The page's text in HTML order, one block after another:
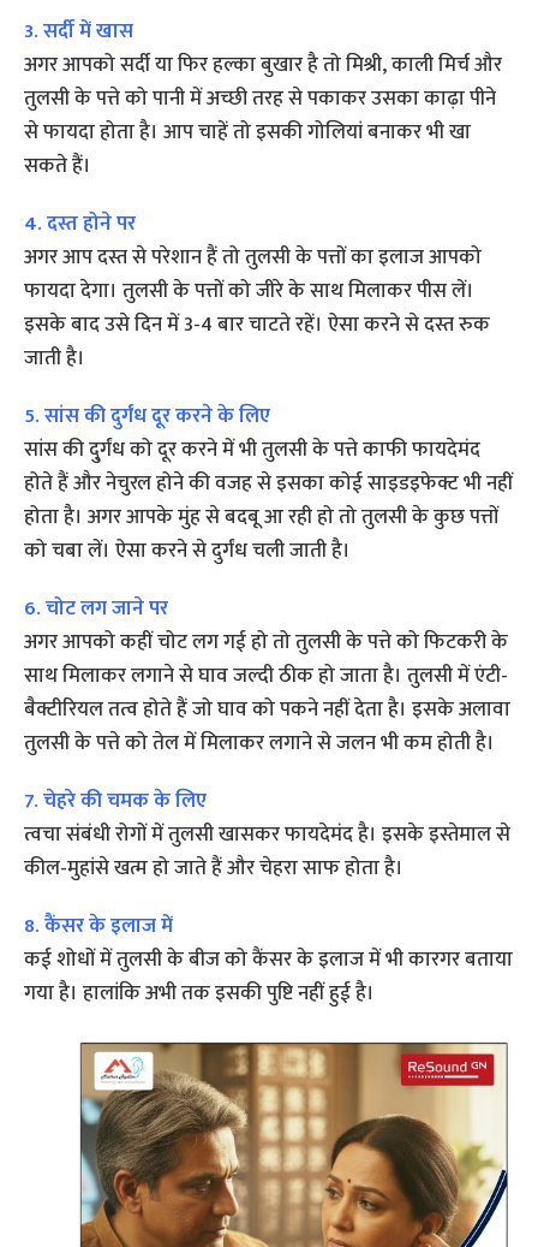
3. सर्दी में खास
अगर आपको सर्दी या फिर हल्का बुखार है तो मिश्री, काली मिर्च और
तुलसी के पत्ते को पानी में अच्छी तरह से पकाकर उसका काढ़ा पीने
से फायदा होता है। आप चाहें तो इसकी गोलियां बनाकर भी खा
सकते हैं।
4. दस्त होने पर
अगर आप दस्त से परेशान हैं तो तुलसी के पत्तों का इलाज आपको
फायदा देगा। तुलसी के पत्तों को जीरे के साथ मिलाकर पीस लें।
इसके बाद उसे दिन में 3-4 बार चाटते रहें। ऐसा करने से दस्त रुक
जाती है।
5. सांस की दुर्गंध दूर करने के लिए
सांस की दु्र्गंध को दूर करने में भी तुलसी के पत्ते काफी फायदेमंद
होते हैं और नेचुरल होने की वजह से इसका कोई साइडइफेक्ट भी नहीं
होता है। अगर आपके मुंह से बदबू आ रही हो तो तुलसी के कुछ पत्तों
को चबा लें। ऐसा करने से दुर्गंध चली जाती है।
6. चोट लग जाने पर
अगर आपको कहीं चोट लग गई हो तो तुलसी के पत्ते को फिटकरी के
साथ मिलाकर लगाने से घाव जल्दी ठीक हो जाता है। तुलसी में एंटी-
बैक्टीरियल तत्व होते हैं जो घाव को पकने नहीं देता है। इसके अलावा
तुलसी के पत्ते को तेल में मिलाकर लगाने से जलन भी कम होती है।
7. चेहरे की चमक के लिए
त्वचा संबंधी रोगों में तुलसी खासकर फायदेमंद है। इसके इस्तेमाल से
कील-मुहांसे खत्म हो जाते हैं और चेहरा साफ होता है।
8. कैंसर के इलाज में
कई शोधों में तुलसी के बीज को कैंसर के इलाज में भी कारगर बताया
गया है। हालांकि अभी तक इसकी पुष्ट‍ि नहीं हुई है।